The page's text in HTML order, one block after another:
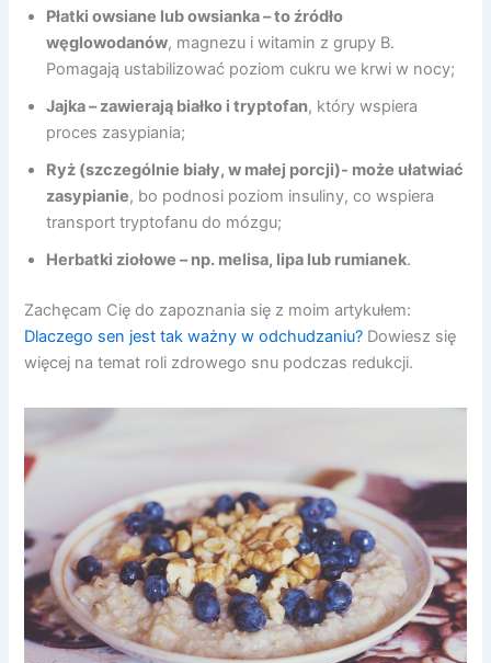
Płatki owsiane lub owsianka – to źródło
węglowodanów, magnezu i witamin z grupy B.
Pomagają ustabilizować poziom cukru we krwi w nocy;
Jajka – zawierają białko i tryptofan, który wspiera
proces zasypiania;
Ryż (szczególnie biały, w małej porcji)- może ułatwiać
zasypianie, bo podnosi poziom insuliny, co wspiera
transport tryptofanu do mózgu;
Herbatki ziołowe – np. melisa, lipa lub rumianek.
Zachęcam Cię do zapoznania się z moim artykułem:
Dlaczego sen jest tak ważny w odchudzaniu? Dowiesz się
więcej na temat roli zdrowego snu podczas redukcji.